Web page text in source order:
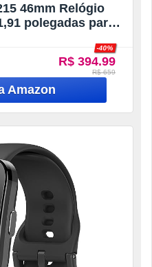
46mm Relógio
polegadas para
GPS
R$ 394.99
-40%
R$ 659